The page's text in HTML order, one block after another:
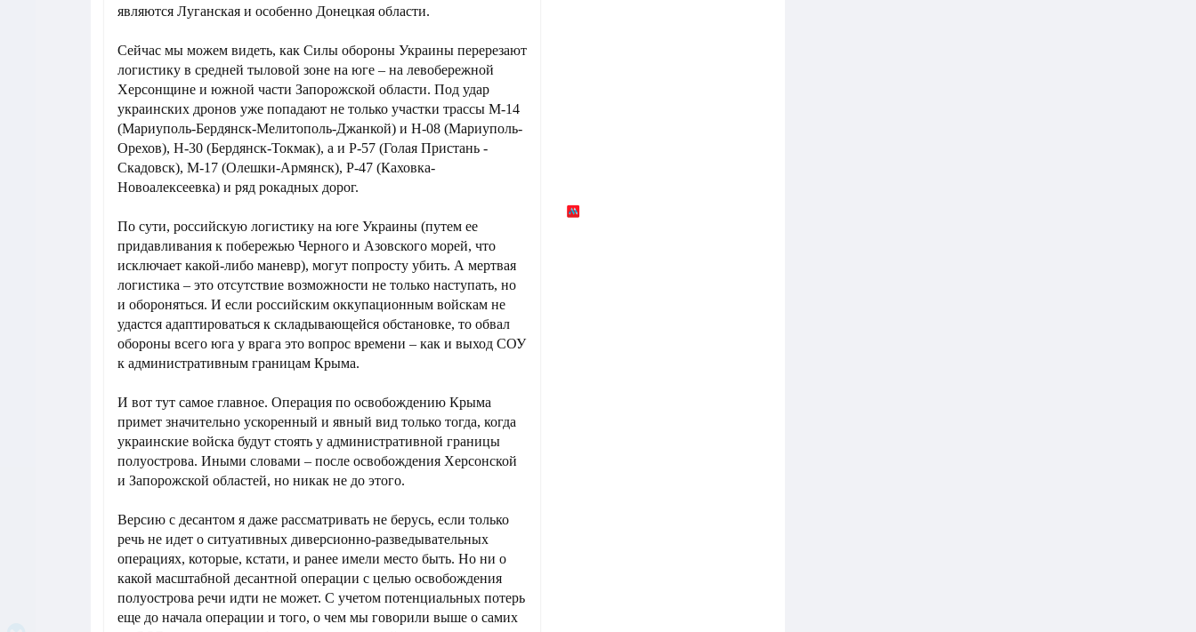
являются Луганская и особенно Донецкая области.
Сейчас мы можем видеть, как Силы обороны Украины перерезают
логистику в средней тыловой зоне на юге – на левобережной
Херсонщине и южной части Запорожской области. Под удар
украинских дронов уже попадают не только участки трассы М-14
(Мариуполь-Бердянск-Мелитополь-Джанкой) и Н-08 (Мариуполь-
Орехов), Н-30 (Бердянск-Токмак), а и Р-57 (Голая Пристань -
Скадовск), М-17 (Олешки-Армянск), Р-47 (Каховка-
Новоалексеевка) и ряд рокадных дорог.
По сути, российскую логистику на юге Украины (путем ее
придавливания к побережью Черного и Азовского морей, что
исключает какой-либо маневр), могут попросту убить. А мертвая
логистика – это отсутствие возможности не только наступать, но
и обороняться. И если российским оккупационным войскам не
удастся адаптироваться к складывающейся обстановке, то обвал
обороны всего юга у врага это вопрос времени – как и выход СОУ
к административным границам Крыма.
И вот тут самое главное. Операция по освобождению Крыма
примет значительно ускоренный и явный вид только тогда, когда
украинские войска будут стоять у административной границы
полуострова. Иными словами – после освобождения Херсонской
и Запорожской областей, но никак не до этого.
Версию с десантом я даже рассматривать не берусь, если только
речь не идет о ситуативных диверсионно-разведывательных
операциях, которые, кстати, и ранее имели место быть. Но ни о
какой масштабной десантной операции с целью освобождения
полуострова речи идти не может. С учетом потенциальных потерь
еще до начала операции и того, о чем мы говорили выше о самих